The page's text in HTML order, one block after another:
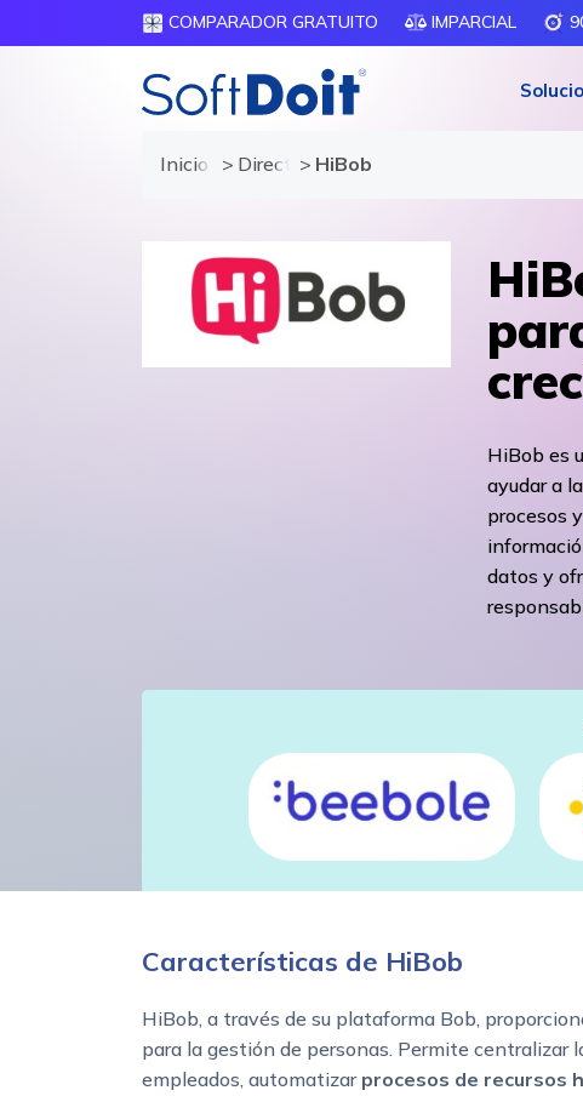
COMPARADOR GRATUITO IMPARCIAL
Inicio Directorio de proveedores
HiBob
HiBob es
ayudar a
procesos
datos y
Características de HiBob
HiBob, a través de su plataforma Bob,
para la gestión de personas. Permite centralizar
empleados, automatizar procesos de recursos